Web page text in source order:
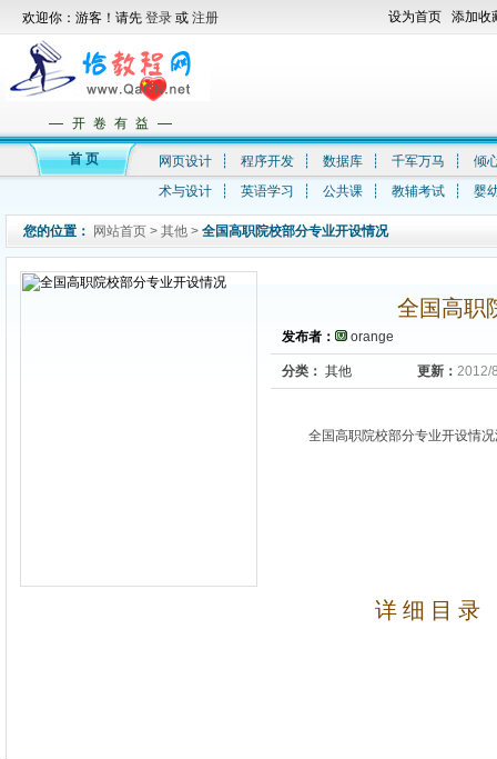
— 开 卷 有 益 —
欢迎你：游客！请先 登录 或 注册 设为首页 添加收
首 页 网页设计 ┊ 程序开发 ┊ 数据库 ┊ 千军万马 ┊
倾
术与设计
┊ 英语学习 ┊ 公共课 ┊ 教辅考试 ┊ 婴
您的位置： 网站首页 > 其他 > 全国高职院校部分专业开设情况
全国高职
发布者： orange
分类： 其他 更新： 2012/
全国高职院校部分专业开设情
详 细 目 录